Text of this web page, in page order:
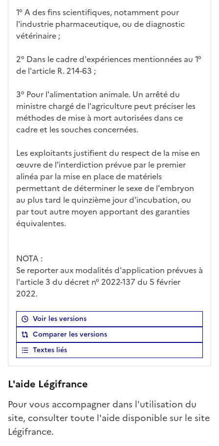
1° A des fins scientifiques, notamment pour
l'industrie pharmaceutique, ou de diagnostic
vétérinaire ;
2° Dans le cadre d'expériences mentionnées au 1°
de l'article R. 214-63 ;
3° Pour l'alimentation animale. Un arrêté du
ministre chargé de l'agriculture peut préciser les
méthodes de mise à mort autorisées dans ce
cadre et les souches concernées.
Les exploitants justifient du respect de la mise en
œuvre de l'interdiction prévue par le premier
alinéa par la mise en place de matériels
permettant de déterminer le sexe de l'embryon
au plus tard le quinzième jour d'incubation, ou
par tout autre moyen apportant des garanties
équivalentes.
Se reporter aux modalités d'application prévues à
l'article 3 du décret n° 2022-137 du 5 février
2022.
Voir les versions
Comparer les versions
Textes liés
L'aide Légifrance
Pour vous accompagner dans l'utilisation du
site, consulter toute l'aide disponible sur le site
Légifrance.